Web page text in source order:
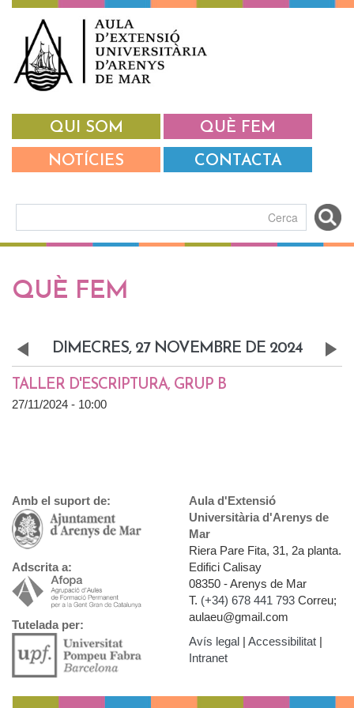
Vés al contingut
QUI SOM QUÈ FEM
NOTÍCIES CONTACTA
Formulari de cerca
Pestanyes primàries
QUÈ FEM
DIMECRES, 27 NOVEMBRE DE 2024
«
Prev
Next
»
TALLER D'ESCRIPTURA, GRUP B
27/11/2024 - 10:00
Amb el suport de:
Adscrita a:
Tutelada per:
Aula d'Extensió
Universitària d'Arenys de
Mar
Riera Pare Fita, 31, 2a planta.
Edifici Calisay
08350 - Arenys de Mar
T. (+34) 678 441 793 Correu;
aulaeu@gmail.com
Avís legal | Accessibilitat |
Intranet